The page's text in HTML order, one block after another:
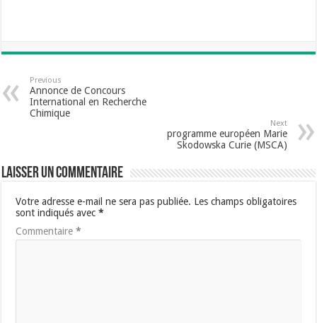
Previous
Annonce de Concours
International en Recherche
Chimique
Next
programme européen Marie
Skodowska Curie (MSCA)
Laisser un commentaire
Votre adresse e-mail ne sera pas publiée. Les champs obligatoires
sont indiqués avec*
Commentaire*